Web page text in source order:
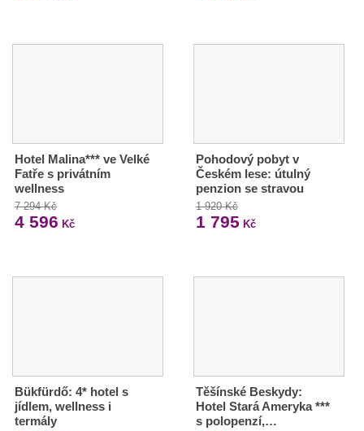
Hotel Malina*** ve Velké
Fatře s privátním
wellness
7 294 Kč
4 596 Kč
Pohodový pobyt v
Českém lese: útulný
penzion se stravou
1 920 Kč
1 795 Kč
Bükfürdő: 4* hotel s
jídlem, wellness i
termály
Těšínské Beskydy:
Hotel Stará Ameryka ***
s polopenzí,…